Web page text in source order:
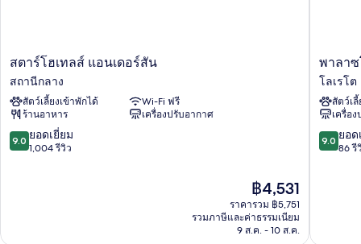
ส
ตาร์
โฮ
เท
ลส์
แอ
นเด
สตาร์โฮเทลส์ แอนเดอร์สัน
สถานีกลาง
สัตว์เลี้ยงเข้าพักได้
Wi-Fi ฟรี
ร้านอาหาร
เครื่องปรับอากาศ
9.0
จาก
9.0 ยอดเยี่ยม
1,004 รีวิว
ราคา
ปัจจุบัน
คือ
฿4,531
฿4,531
ราคารวม ฿5,751
รวมภาษีและค่าธรรมเนียม
9 ส.ค. - 10 ส.ค.
พา
ลาซ
โซ
โลเร
โต
โรงแรม
มิ
พาลาซ
โลเรโต
สัตว์เ
เครื่อ
9.0
จาก
9.0 ยอด
86 รี